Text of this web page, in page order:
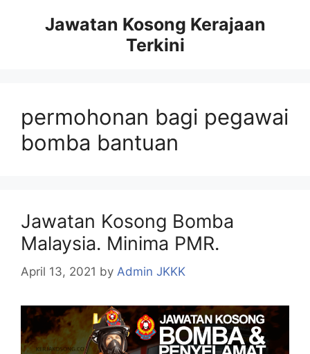
Jawatan Kosong Kerajaan
Terkini
permohonan bagi pegawai
bomba bantuan
Jawatan Kosong Bomba
Malaysia. Minima PMR.
April 13, 2021 by Admin JKKK